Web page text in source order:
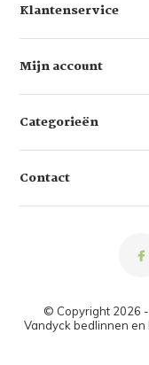
Klantenservice
Mijn account
Categorieën
Contact
© Copyright 2026
Vandyck bedlinnen